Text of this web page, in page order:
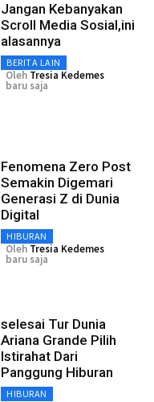
Jangan Kebanyakan
Scroll Media Sosial,ini
alasannya
BERITA LAIN
Oleh Tresia Kedemes
baru saja
Fenomena Zero Post
Semakin Digemari
Generasi Z di Dunia
Digital
HIBURAN
Oleh Tresia Kedemes
baru saja
selesai Tur Dunia
Ariana Grande Pilih
Istirahat Dari
Panggung Hiburan
HIBURAN